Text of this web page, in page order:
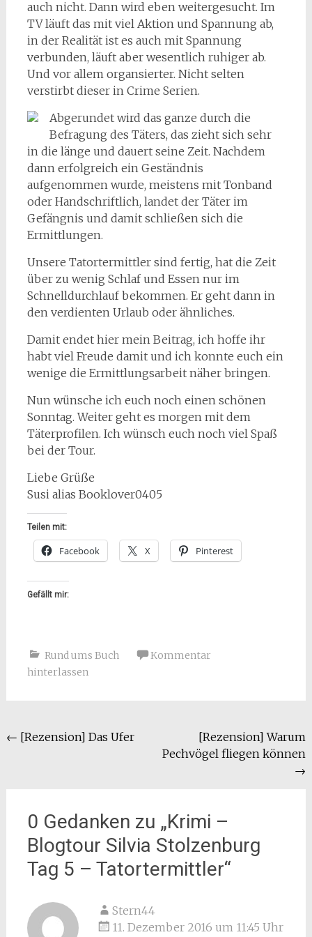
auch nicht. Dann wird eben weitergesucht. Im
TV läuft das mit viel Aktion und Spannung ab,
in der Realität ist es auch mit Spannung
verbunden, läuft aber wesentlich ruhiger ab.
Und vor allem organsierter. Nicht selten
verstirbt dieser in Crime Serien.
Abgerundet wird das ganze durch die
Befragung des Täters, das zieht sich sehr
in die länge und dauert seine Zeit. Nachdem
dann erfolgreich ein Geständnis
aufgenommen wurde, meistens mit Tonband
oder Handschriftlich, landet der Täter im
Gefängnis und damit schließen sich die
Ermittlungen.
Unsere Tatortermittler sind fertig, hat die Zeit
über zu wenig Schlaf und Essen nur im
Schnelldurchlauf bekommen. Er geht dann in
den verdienten Urlaub oder ähnliches.
Damit endet hier mein Beitrag, ich hoffe ihr
habt viel Freude damit und ich konnte euch ein
wenige die Ermittlungsarbeit näher bringen.
Nun wünsche ich euch noch einen schönen
Sonntag. Weiter geht es morgen mit dem
Täterprofilen. Ich wünsch euch noch viel Spaß
bei der Tour.
Liebe Grüße
Susi alias Booklover0405
Teilen mit:
Facebook X Pinterest
Gefällt mir:
Rund ums Buch
Kommentar
hinterlassen
Beitragsnavigation
← [Rezension] Das Ufer
[Rezension] Warum
Pechvögel fliegen können
→
0 Gedanken zu „Krimi –
Blogtour Silvia Stolzenburg
Tag 5 – Tatortermittler“
Stern44
11. Dezember 2016 um 11:45 Uhr